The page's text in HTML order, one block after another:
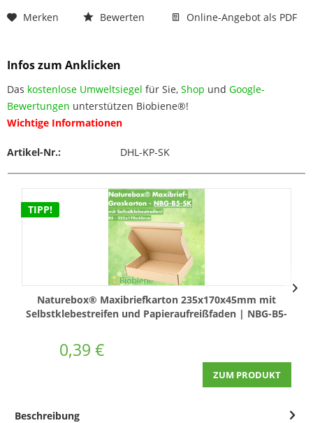
Merken
Bewerten Online-Angebot als PDF
Infos zum Anklicken
Das kostenlose Umweltsiegel für Sie, Shop und Google-
Bewertungen unterstützen Biobiene®!
Wichtige Informationen
Artikel-Nr.: DHL-KP-SK
TIPP!
Naturebox® Maxibriefkarton 235x170x45mm mit
Selbstklebestreifen und Papieraufreißfaden | NBG-B5-
0,39 €
ZUM PRODUKT
Beschreibung